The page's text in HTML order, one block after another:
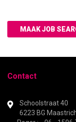
MAAK JOB
Contact
Schoolstraat 40
6223 BG